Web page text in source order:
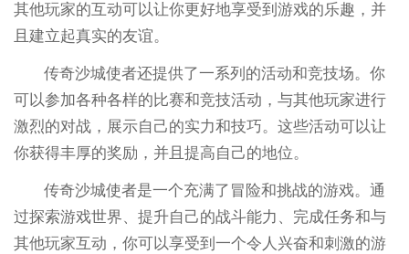
其他玩家的互动可以让你更好地享受到游戏的乐趣，并
且建立起真实的友谊。
传奇沙城使者还提供了一系列的活动和竞技场。你
可以参加各种各样的比赛和竞技活动，与其他玩家进行
激烈的对战，展示自己的实力和技巧。这些活动可以让
你获得丰厚的奖励，并且提高自己的地位。
传奇沙城使者是一个充满了冒险和挑战的游戏。通
过探索游戏世界、提升自己的战斗能力、完成任务和与
其他玩家互动，你可以享受到一个令人兴奋和刺激的游